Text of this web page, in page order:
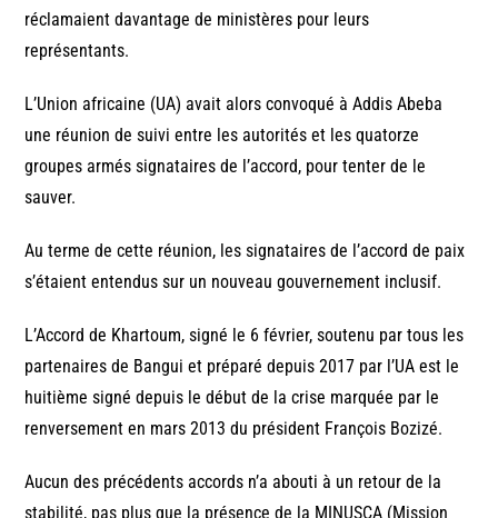
réclamaient davantage de ministères pour leurs
représentants.
L’Union africaine (UA) avait alors convoqué à Addis Abeba
une réunion de suivi entre les autorités et les quatorze
groupes armés signataires de l’accord, pour tenter de le
sauver.
Au terme de cette réunion, les signataires de l’accord de paix
s’étaient entendus sur un nouveau gouvernement inclusif.
L’Accord de Khartoum, signé le 6 février, soutenu par tous les
partenaires de Bangui et préparé depuis 2017 par l’UA est le
huitième signé depuis le début de la crise marquée par le
renversement en mars 2013 du président François Bozizé.
Aucun des précédents accords n’a abouti à un retour de la
stabilité, pas plus que la présence de la MINUSCA (Mission